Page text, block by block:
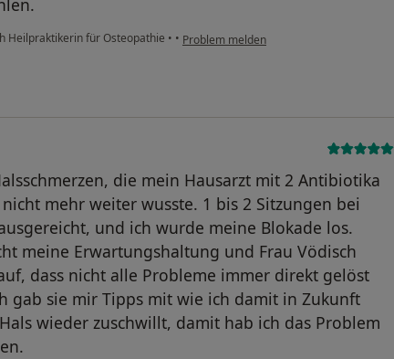
Heilpraktikerin für Osteopathie • • Problem melden
die mein Hausarzt mit 2 Antibiotika
mehr weiter wusste. 1 bis 2 Sitzungen bei
und ich wurde meine Blokade los.
meine Erwartungshaltung und Frau Vödisch
dass nicht alle Probleme immer direkt gelöst
gab sie mir Tipps mit wie ich damit in Zukunft
wieder zuschwillt, damit hab ich das Problem